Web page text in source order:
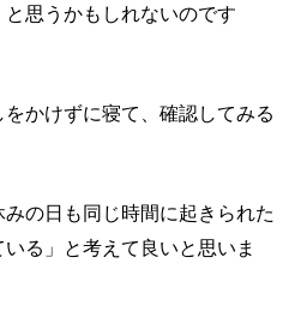
思うかもしれないのです
かけずに寝て、確認してみる
の日も同じ時間に起きられた
る」と考えて良いと思いま